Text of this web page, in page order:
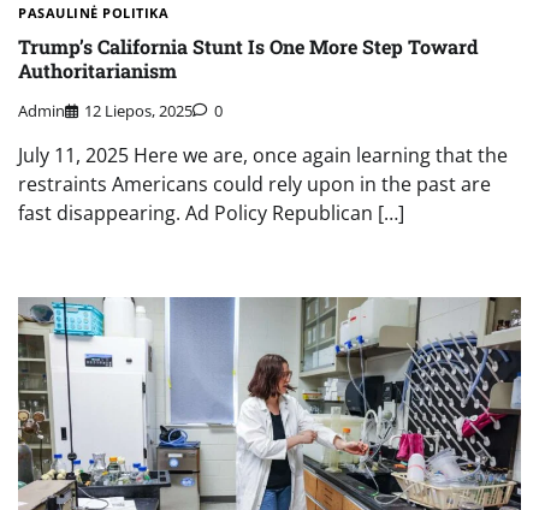
PASAULINĖ POLITIKA
Trump’s California Stunt Is One More Step Toward
Authoritarianism
Admin 12 Liepos, 2025 0
July 11, 2025 Here we are, once again learning that the
restraints Americans could rely upon in the past are
fast disappearing. Ad Policy Republican […]